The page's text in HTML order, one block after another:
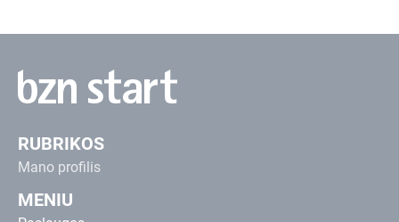
RUBRIKOS
Mano profilis
MENIU